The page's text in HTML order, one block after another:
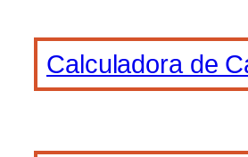
Calculadora de